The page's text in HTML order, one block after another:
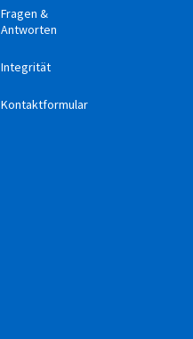
Fragen &
Antworten
Integrität
Kontaktformular